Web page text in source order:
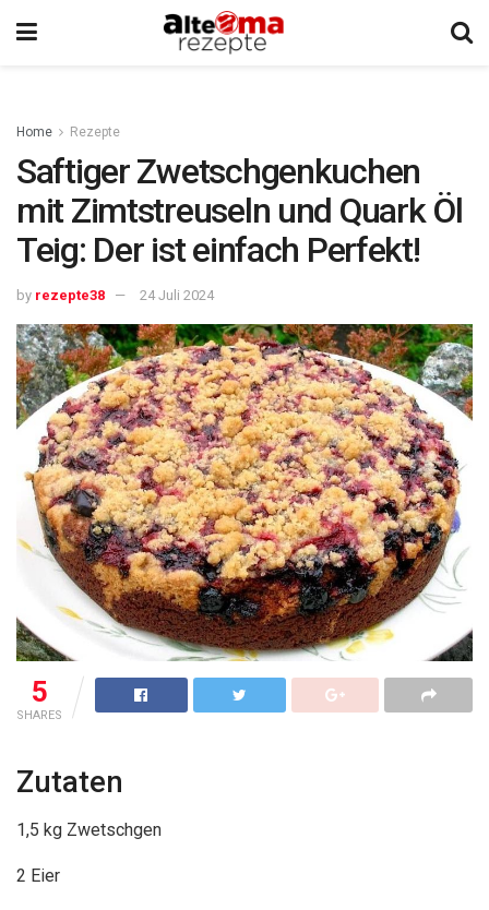
Home Rezepte
Saftiger Zwetschgenkuchen
mit Zimtstreuseln und Quark Öl
Teig: Der ist einfach Perfekt!
by rezepte38 24 Juli 2024
5
SHARES
Zutaten
1,5 kg Zwetschgen
2 Eier